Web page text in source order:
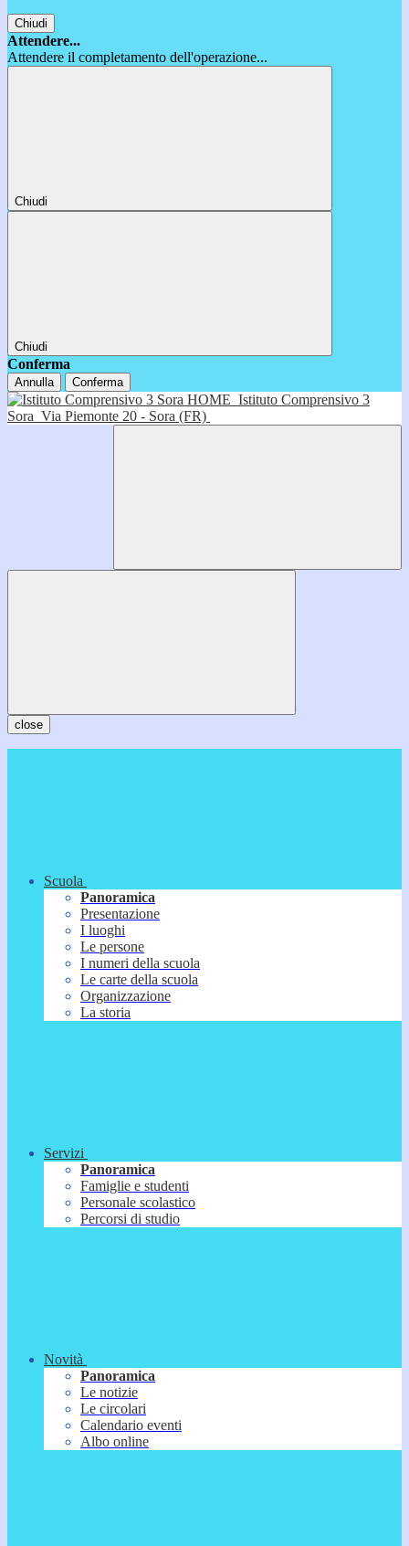
Chiudi
Attendere...
Attendere il completamento dell'operazione...
Chiudi
Chiudi
Conferma
Annulla Conferma
HOME Istituto Comprensivo 3
Sora Via Piemonte 20 - Sora (FR)
close
Scuola
Panoramica
Presentazione
I luoghi
Le persone
I numeri della scuola
Le carte della scuola
Organizzazione
La storia
Servizi
Panoramica
Famiglie e studenti
Personale scolastico
Percorsi di studio
Novità
Panoramica
Le notizie
Le circolari
Calendario eventi
Albo online